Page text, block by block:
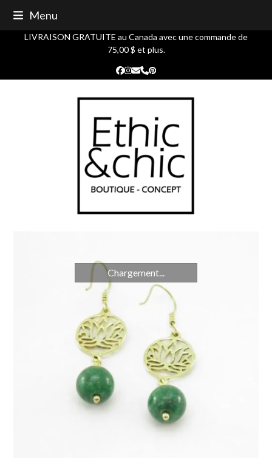
content
Menu
LIVRAISON GRATUITE au Canada avec une commande de
75,00 $ et plus.
Facebook
Instagram
Courriel
Phone
Pinterest
Chargement...